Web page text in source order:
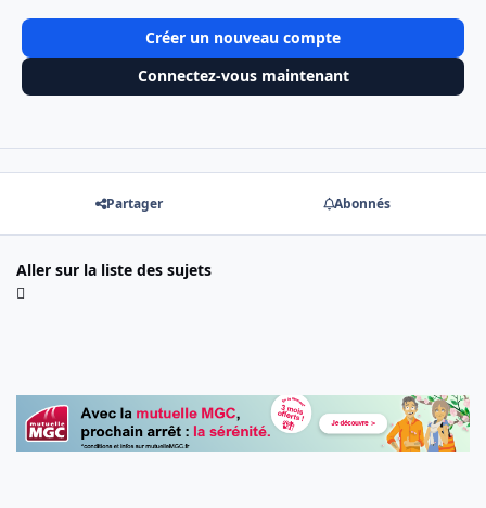
Créer un nouveau compte
Connectez-vous maintenant
Partager Abonnés
Aller sur la liste des sujets